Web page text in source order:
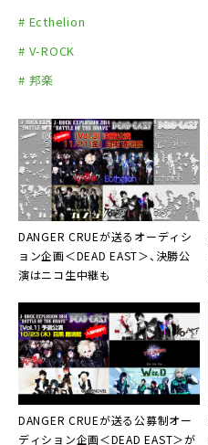
# Ecthelion
# V-ROCK
# 邦楽
DANGER CRUEが送るオーディシ
ョン企画＜DEAD EAST＞、決勝公
演はニコ生中継も
DANGER CRUEが送る公募制オー
ディション企画＜DEAD EAST＞が